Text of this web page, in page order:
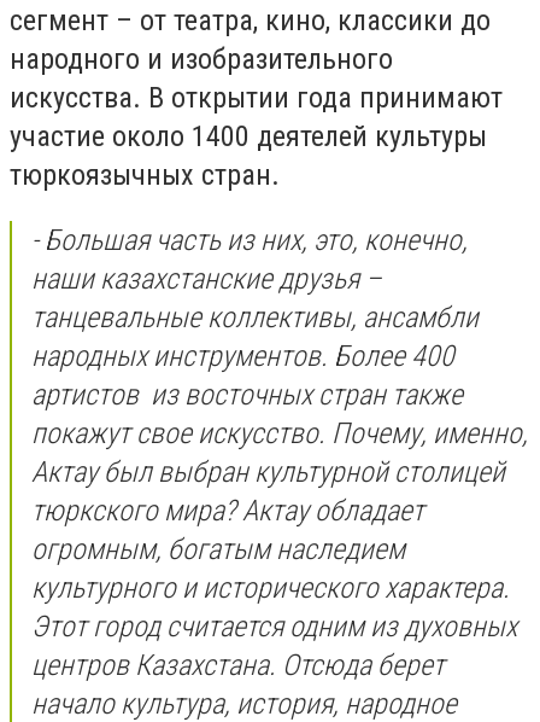
сегмент – от театра, кино, классики до
народного и изобразительного
искусства. В открытии года принимают
участие около 1400 деятелей культуры
тюркоязычных стран.
- Большая часть из них, это, конечно,
наши казахстанские друзья –
танцевальные коллективы, ансамбли
народных инструментов. Более 400
артистов из восточных стран также
покажут свое искусство. Почему, именно,
Актау был выбран культурной столицей
тюркского мира? Актау обладает
огромным, богатым наследием
культурного и исторического характера.
Этот город считается одним из духовных
центров Казахстана. Отсюда берет
начало культура, история, народное